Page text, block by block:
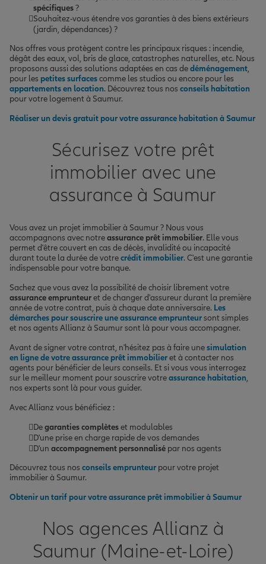
spécifiques?
Souhaitez-vous étendre vos garanties à des biens extérieurs
(jardin, dépendances) ?
Nos offres vous protègent contre les principaux risques : incendie,
dégât des eaux, vol, bris de glace, catastrophes naturelles, etc. Nous
proposons aussi des solutions adaptées en cas dedéménagement,
pour les petites surfacescomme les studios ou encore pour les
appartements en location. Découvrez tous nos conseils habitation
pour votre logement à Saumur.
Réaliser un devis gratuit pour votre assurance habitation à Saumur
Sécurisez votre prêt
immobilier avec une
assurance à Saumur
Vous avez un projet immobilier à Saumur ? Nous vous
accompagnons avec notreassurance prêt immobilier. Elle vous
permet d'être couvert en cas de décès, invalidité ou incapacité
durant toute la durée de votrecrédit immobilier. C'est une garantie
indispensable pour votre banque.
Sachez que vous avez la possibilité de choisir librement votre
assurance emprunteuret de changer d'assureur durant la première
année de votre contrat, puis à chaque date anniversaire. Les
démarches pour souscrire une assurance emprunteursont simples
et nos agents Allianz à Saumur sont là pour vous accompagner.
Avant de signer votre contrat, n'hésitez pas à faire unesimulation
en ligne de votre assurance prêt immobilieret à contacter nos
agents pour bénéficier de leurs conseils. Et si vous vous interrogez
sur le meilleur moment pour souscrire votreassurance habitation,
nos experts sont là pour vous guider.
Avec Allianz vous bénéficiez :
Degaranties complèteset modulables
D'une prise en charge rapide de vos demandes
D'un accompagnement personnalisé par nos agents
Découvrez tous nos conseils emprunteur pour votre projet
immobilier à Saumur.
Obtenir un tarif pour votre assurance prêt immobilier à Saumur
Nos agences Allianz à
Saumur (Maine-et-Loire)